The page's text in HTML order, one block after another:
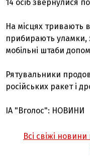
14 осіб звернулися
На місцях тривають
прибирають уламки,
мобільні штаби
Рятувальники
російських ракет і
ІА "Вголос": НОВИНИ
Всі свіжі